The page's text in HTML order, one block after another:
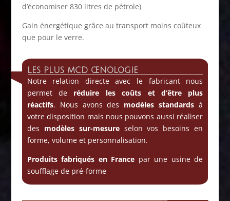
d’économiser 830 litres de pétrole)
Gain énergétique grâce au transport moins coûteux
que pour le verre.
LES PLUS MCD ŒNOLOGIE
Notre relation directe avec le fabricant nous
permet de réduire les coûts et d’être plus
réactifs. Nous avons des modèles standards à
votre disposition mais nous pouvons aussi réaliser
des modèles sur-mesureselon vos besoins en
forme, volume et personnalisation.
Produits fabriqués en France par une usine de
soufflage de pré-forme